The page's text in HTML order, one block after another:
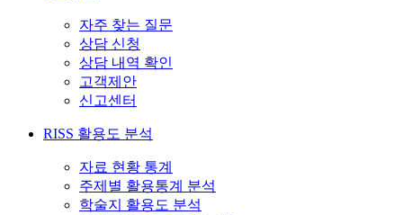
자주 찾는 질문
상담 신청
상담 내역 확인
고객제안
신고센터
RISS 활용도 분석
자료 현황 통계
주제별 활용통계 분석
학술지 활용도 분석